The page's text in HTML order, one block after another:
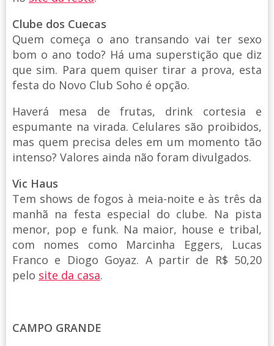
Clube dos Cuecas
Quem começa o ano transando vai ter sexo
bom o ano todo? Há uma superstição que diz
que sim. Para quem quiser tirar a prova, esta
festa do Novo Club Soho é opção.
Haverá mesa de frutas, drink cortesia e
espumante na virada. Celulares são proibidos,
mas quem precisa deles em um momento tão
intenso? Valores ainda não foram divulgados.
Vic Haus
Tem shows de fogos à meia-noite e às três da
manhã na festa especial do clube. Na pista
menor, pop e funk. Na maior, house e tribal,
com nomes como Marcinha Eggers, Lucas
Franco e Diogo Goyaz. A partir de R$ 50,20
pelo site da casa.
CAMPO GRANDE